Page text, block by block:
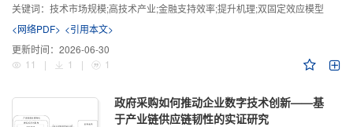
关键词： 技术市场规模;高技术产业;金融支持效率;提升机理;双固定效应模型
<网络PDF> <引用本文>
更新时间： 2026-06-30
11
| 1 | 1
政府采购如何推动企业数字技术创新——基
于产业链供应链韧性的实证研究